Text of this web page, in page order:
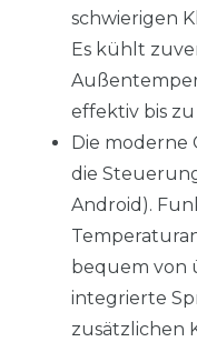
schwierigen
Es kühlt
effektiv bis zu
Die moderne
die
Android).
bequem von
integrierte
zusätzlichen